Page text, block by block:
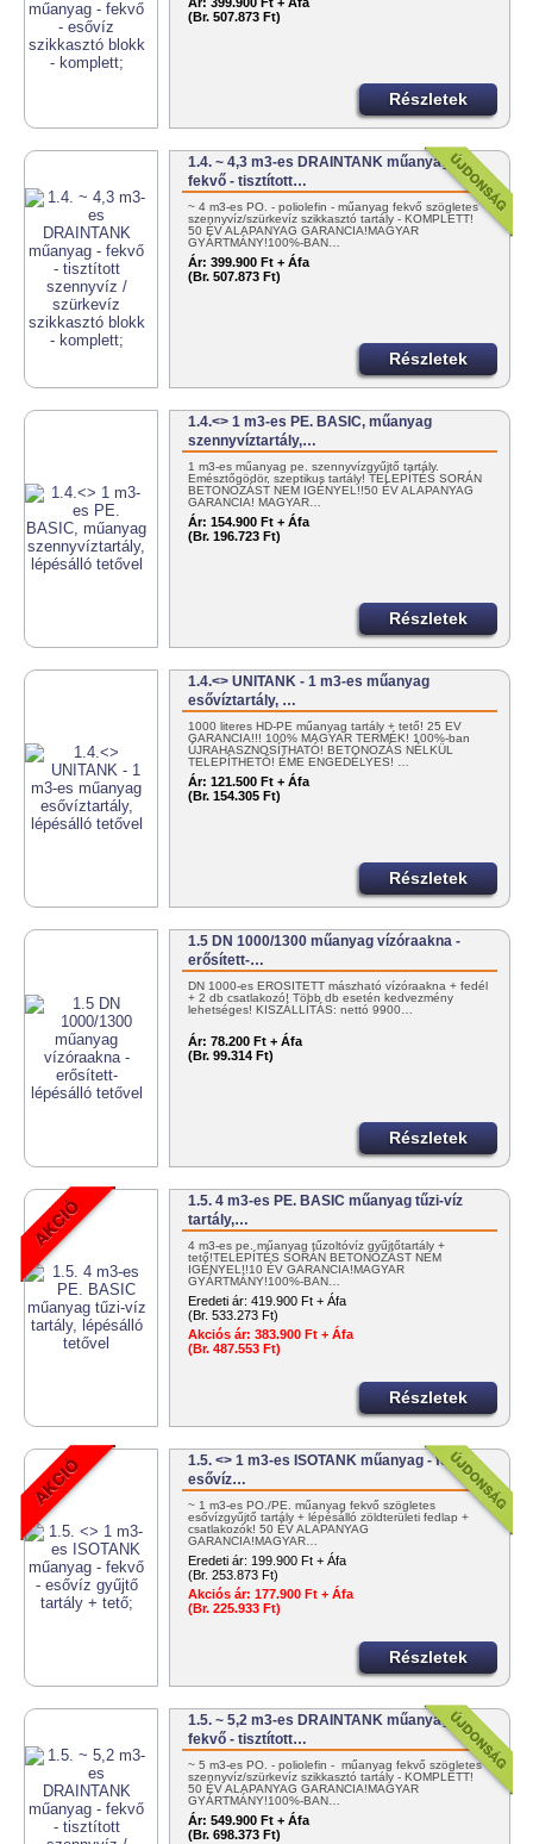
(Br. 507.873 Ft)
Részletek
1.4. ~ 4,3 m3-es DRAINTANK műanyag -
fekvő - tisztított…
~ 4 m3-es PO. - poliolefin - műanyag fekvő szögletes
szennyvíz/szürkevíz szikkasztó tartály - KOMPLETT!
50 ÉV ALAPANYAG GARANCIA!MAGYAR
GYÁRTMÁNY!100%-BAN…
Ár: 399.900 Ft + Áfa
(Br. 507.873 Ft)
Részletek
1.4.<> 1 m3-es PE. BASIC, műanyag
szennyvíztartály,…
1 m3-es műanyag pe. szennyvízgyűjtő tartály.
Emésztőgödör, szeptikus tartály! TELEPÍTÉS SORÁN
BETONOZÁST NEM IGÉNYEL!!50 ÉV ALAPANYAG
GARANCIA! MAGYAR…
Ár: 154.900 Ft + Áfa
(Br. 196.723 Ft)
Részletek
1.4.<> UNITANK - 1 m3-es műanyag
esővíztartály, …
1000 literes HD-PE műanyag tartály + tető! 25 ÉV
GARANCIA!!! 100% MAGYAR TERMÉK! 100%-ban
ÚJRAHASZNOSÍTHATÓ! BETONOZÁS NÉLKÜL
TELEPÍTHETŐ! ÉME ENGEDÉLYES! …
Ár: 121.500 Ft + Áfa
(Br. 154.305 Ft)
Részletek
1.5 DN 1000/1300 műanyag vízóraakna -
erősített-…
DN 1000-es ERŐSÍTETT mászható vízóraakna + fedél
+ 2 db csatlakozó! Több db esetén kedvezmény
lehetséges! KISZÁLLÍTÁS: nettó 9900…
Ár: 78.200 Ft + Áfa
(Br. 99.314 Ft)
Részletek
1.5. 4 m3-es PE. BASIC műanyag tűzi-víz
tartály,…
4 m3-es pe. műanyag tűzoltóvíz gyűjtőtartály +
tető!TELEPÍTÉS SORÁN BETONOZÁST NEM
IGÉNYEL!!10 ÉV GARANCIA!MAGYAR
GYÁRTMÁNY!100%-BAN…
Eredeti ár: 419.900 Ft + Áfa
(Br. 533.273 Ft)
Akciós ár: 383.900 Ft + Áfa
(Br. 487.553 Ft)
Részletek
1.5. <> 1 m3-es ISOTANK műanyag - fekvő -
esővíz…
~ 1 m3-es PO./PE. műanyag fekvő szögletes
esővízgyűjtő tartály + lépésálló zöldterületi fedlap +
csatlakozók! 50 ÉV ALAPANYAG
GARANCIA!MAGYAR…
Eredeti ár: 199.900 Ft + Áfa
(Br. 253.873 Ft)
Akciós ár: 177.900 Ft + Áfa
(Br. 225.933 Ft)
Részletek
1.5. ~ 5,2 m3-es DRAINTANK műanyag -
fekvő - tisztított…
~ 5 m3-es PO. - poliolefin - műanyag fekvő szögletes
szennyvíz/szürkevíz szikkasztó tartály - KOMPLETT!
50 ÉV ALAPANYAG GARANCIA!MAGYAR
GYÁRTMÁNY!100%-BAN…
Ár: 549.900 Ft + Áfa
(Br. 698.373 Ft)